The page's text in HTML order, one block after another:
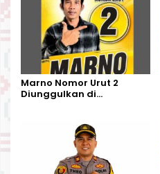
Marno Nomor Urut 2
Diunggulkan di
Harapan Warga